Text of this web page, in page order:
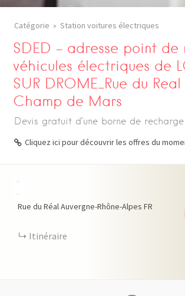
Catégorie Station voitures électriques
SDED – adresse point
véhicules électriques de
SUR DROME_Rue du
Champ de Mars
Devis gratuit d’une borne de
Cliquez ici pour découvrir les offres du
Rue du RéalAuvergne-Rhône-Alpes FR
Itinéraire